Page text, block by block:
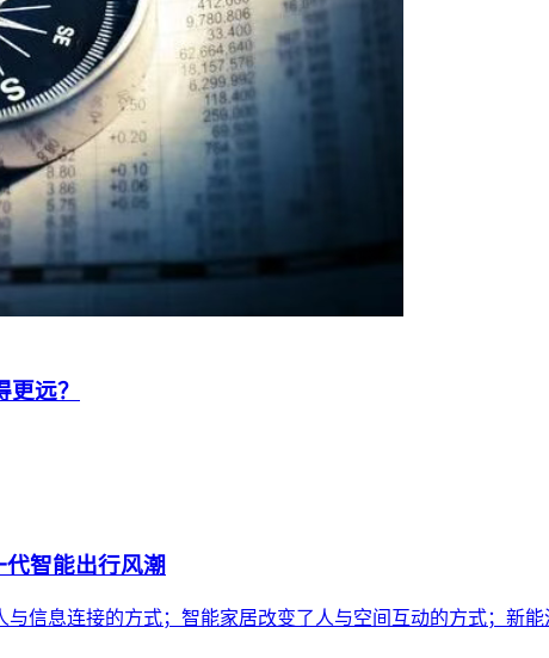
远？
智能出行风潮
信息连接的方式；智能家居改变了人与空间互动的方式；新